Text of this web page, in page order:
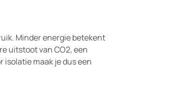
Minder energie betekent
uitstoot van CO2, een
isolatie maak je dus een